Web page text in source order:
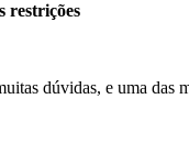
restrições
dúvidas, e uma das